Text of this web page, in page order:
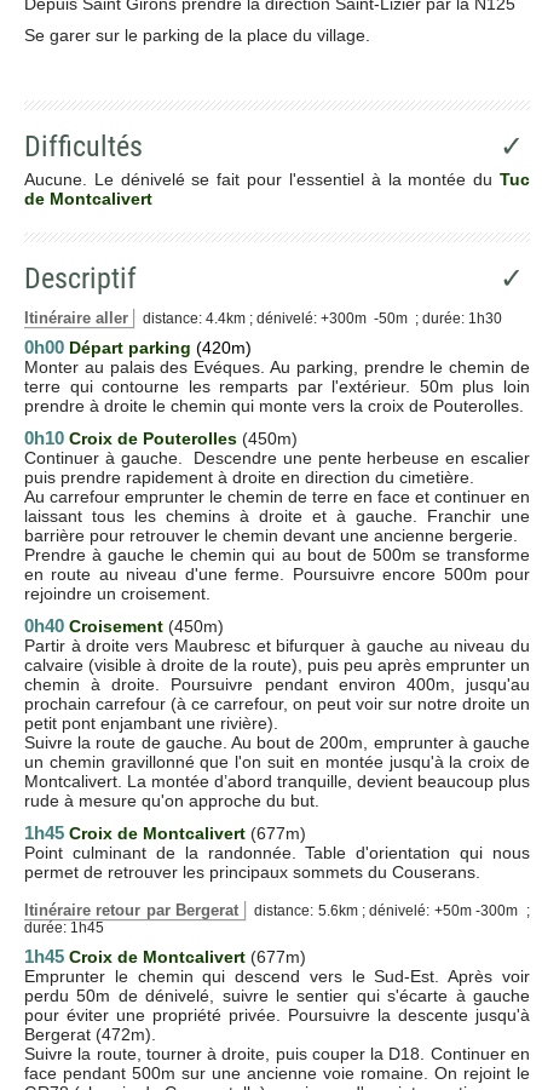
Se garer sur le parking de la place du village.
Difficultés ✓
Aucune. Le dénivelé se fait pour l'essentiel à la montée du Tuc
de Montcalivert
Descriptif ✓
Itinéraire aller distance: 4.4km ; dénivelé: +300m -50m ; durée: 1h30
0h00 Départ parking (420m)
Monter au palais des Evéques. Au parking, prendre le chemin de
terre qui contourne les remparts par l'extérieur. 50m plus loin
prendre à droite le chemin qui monte vers la croix de Pouterolles.
0h10 Croix de Pouterolles (450m)
Continuer à gauche. Descendre une pente herbeuse en escalier
puis prendre rapidement à droite en direction du cimetière.
Au carrefour emprunter le chemin de terre en face et continuer en
laissant tous les chemins à droite et à gauche. Franchir une
barrière pour retrouver le chemin devant une ancienne bergerie.
Prendre à gauche le chemin qui au bout de 500m se transforme
en route au niveau d'une ferme. Poursuivre encore 500m pour
rejoindre un croisement.
0h40 Croisement (450m)
Partir à droite vers Maubresc et bifurquer à gauche au niveau du
calvaire (visible à droite de la route), puis peu après emprunter un
chemin à droite. Poursuivre pendant environ 400m, jusqu'au
prochain carrefour (à ce carrefour, on peut voir sur notre droite un
petit pont enjambant une rivière).
Suivre la route de gauche. Au bout de 200m, emprunter à gauche
un chemin gravillonné que l'on suit en montée jusqu'à la croix de
Montcalivert. La montée d’abord tranquille, devient beaucoup plus
rude à mesure qu'on approche du but.
1h45 Croix de Montcalivert (677m)
Point culminant de la randonnée. Table d'orientation qui nous
permet de retrouver les principaux sommets du Couserans.
Itinéraire retour par Bergerat
distance: 5.6km ; dénivelé: +50m -300m ;
durée: 1h45
1h45 Croix de Montcalivert (677m)
Emprunter le chemin qui descend vers le Sud-Est. Après voir
perdu 50m de dénivelé, suivre le sentier qui s'écarte à gauche
pour éviter une propriété privée. Poursuivre la descente jusqu'à
Bergerat (472m).
Suivre la route, tourner à droite, puis couper la D18. Continuer en
face pendant 500m sur une ancienne voie romaine. On rejoint le